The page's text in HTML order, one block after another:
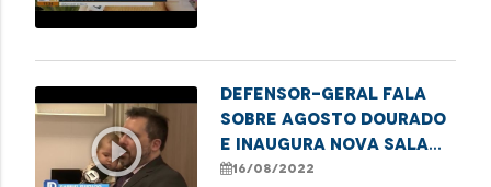
play_circle_outline
DEFENSOR-GERAL FALA
SOBRE AGOSTO DOURADO
E INAUGURA NOVA SALA
DE AMAMENTAÇÃO
16/08/2022